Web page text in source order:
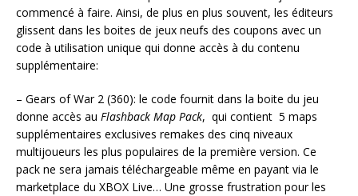
commencé à faire. Ainsi, de plus en plus souvent, les éditeurs
glissent dans les boites de jeux neufs des coupons avec un
code à utilisation unique qui donne accès à du contenu
supplémentaire:
– Gears of War 2 (360): le code fournit dans la boite du jeu
donne accès au Flashback Map Pack, qui contient 5 maps
supplémentaires exclusives remakes des cinq niveaux
multijoueurs les plus populaires de la première version. Ce
pack ne sera jamais téléchargeable même en payant via le
marketplace du XBOX Live… Une grosse frustration pour les